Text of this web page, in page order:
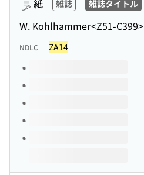
紙 雑誌 雑誌タイトル
W. Kohlhammer<Z51-C399>
NDLC ZA14
このタイトルの巻号